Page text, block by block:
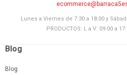
Lunes a Viernes de 7:30 a 18:00 y
PRODUCTOS: L a V: 09:00 a
Blog
Blog